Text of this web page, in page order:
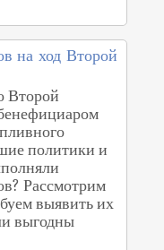
на ход Второй
Второй
политики и
Рассмотрим
выявить их
выгодны